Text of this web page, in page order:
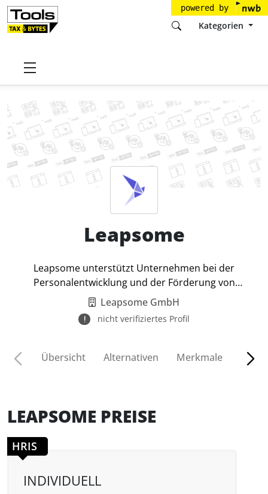
powered by
Kategorien
Startseite
Leapsome
Leapsome unterstützt Unternehmen bei der
Personalentwicklung und der Förderung von
Teamengagement.
Leapsome GmbH
nicht verifiziertes Profil
Übersicht Alternativen Merkmale
LEAPSOME PREISE
HRIS
INDIVIDUELL